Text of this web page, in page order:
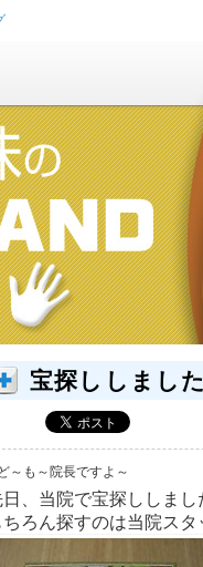
宝探ししまし
ど～も～院長ですよ～
日、当院で宝探ししまし
ちろん探すのは当院ス